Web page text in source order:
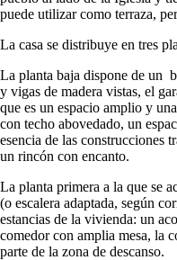
puede utilizar como terraza,
La casa se distribuye en tres
La planta baja dispone de un
y vigas de madera vistas, el
que es un espacio amplio y
con techo abovedado, un
esencia de las construcciones
un rincón con encanto.
La planta primera a la que se
(o escalera adaptada, según
estancias de la vivienda: un
comedor con amplia mesa, la
parte de la zona de descanso.